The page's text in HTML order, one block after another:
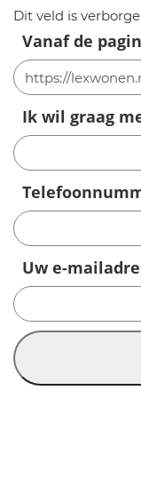
Dit veld is
Vanaf de
Ik wil graag
Uw e-